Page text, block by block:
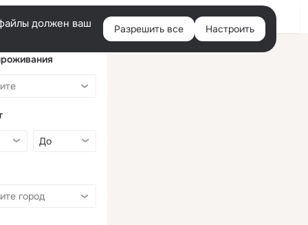
Войти
должен ваш
Разрешить все Настроить